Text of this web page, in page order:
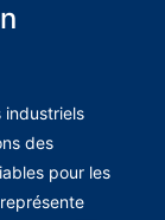
industriels
des
pour les